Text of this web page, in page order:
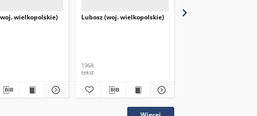
wielkopolskie) Lubosz (woj. wielkopolskie)
1968
tekst